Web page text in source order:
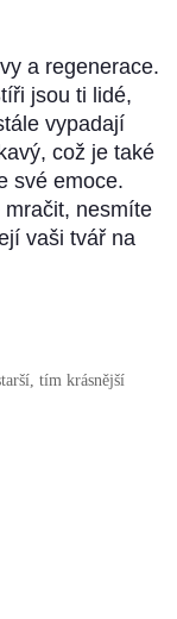
a regenerace.
jsou ti lidé,
vypadají
což je také
své emoce.
nesmíte
vaši tvář na
tím krásnější